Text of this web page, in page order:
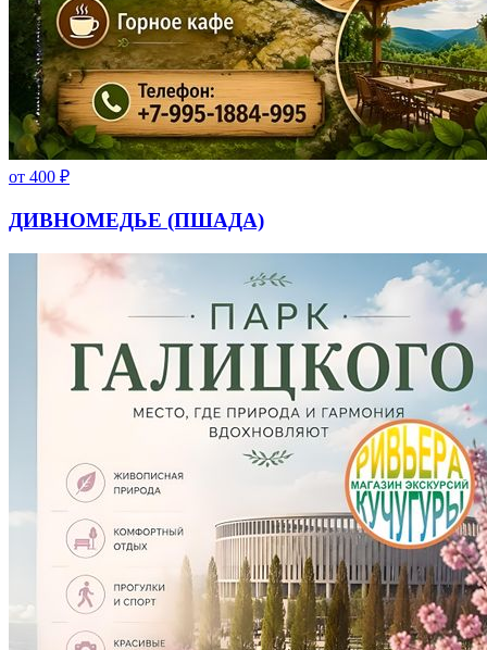
от 400 ₽
ДИВНОМЕДЬЕ (ПШАДА)